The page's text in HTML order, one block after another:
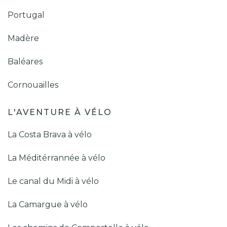
Portugal
Madère
Baléares
Cornouailles
L'AVENTURE À VÉLO
La Costa Brava à vélo
La Méditérrannée à vélo
Le canal du Midi à vélo
La Camargue à vélo